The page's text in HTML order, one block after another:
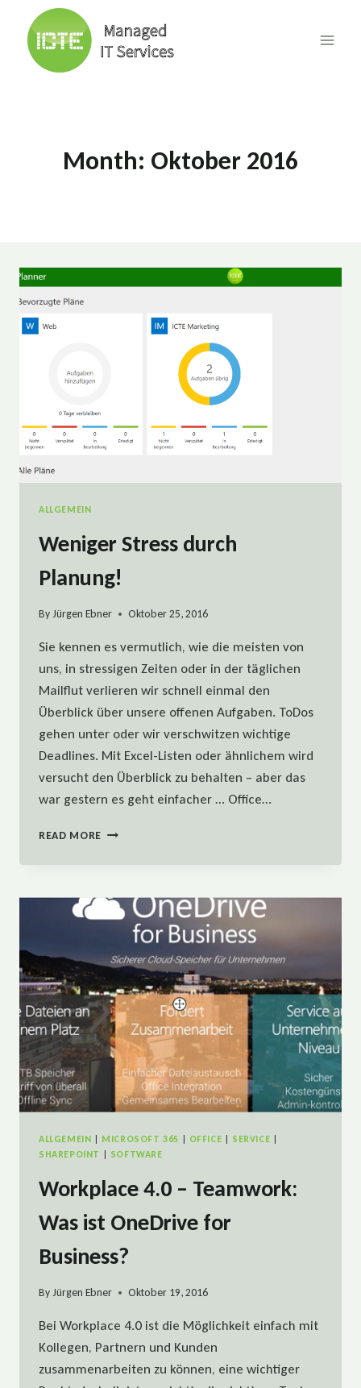
content
Month: Oktober 2016
ALLGEMEIN
Weniger Stress durch
Planung!
ByJürgen Ebner Oktober 25, 2016
Sie kennen es vermutlich, wie die meisten von
uns, in stressigen Zeiten oder in der täglichen
Mailflut verlieren wir schnell einmal den
Überblick über unsere offenen Aufgaben. ToDos
gehen unter oder wir verschwitzen wichtige
Deadlines. Mit Excel-Listen oder ähnlichem wird
versucht den Überblick zu behalten – aber das
war gestern es geht einfacher … Office…
READ MORE WENIGER
ALLGEMEIN | MICROSOFT 365 | OFFICE | SERVICE |
SHAREPOINT | SOFTWARE
Workplace 4.0 – Teamwork:
Was ist OneDrive for
Business?
ByJürgen Ebner Oktober 19, 2016
Bei Workplace 4.0 ist die Möglichkeit einfach mit
Kollegen, Partnern und Kunden
zusammenarbeiten zu können, eine wichtiger